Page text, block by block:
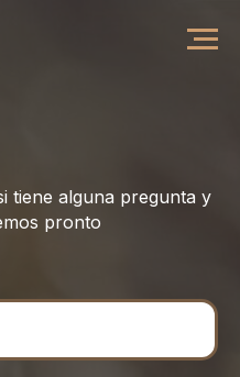
tiene alguna pregunta y
pronto